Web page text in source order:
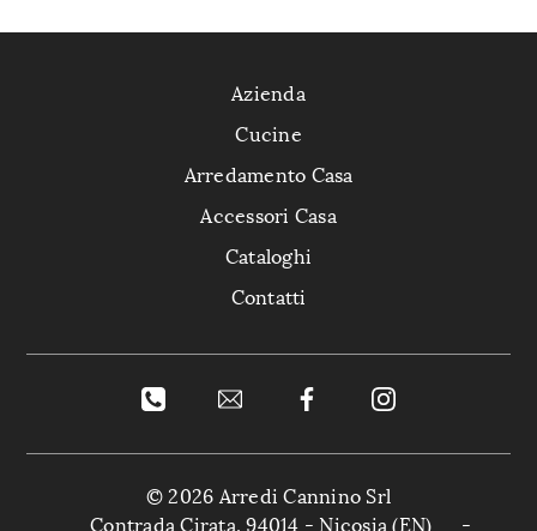
Azienda
Cucine
Arredamento Casa
Accessori Casa
Cataloghi
Contatti
© 2026 Arredi Cannino Srl
Contrada Cirata, 94014 - Nicosia (EN)
-